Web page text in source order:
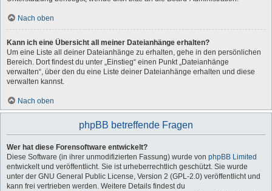
Nach oben
Kann ich eine Übersicht all meiner Dateianhänge erhalten?
Um eine Liste all deiner Dateianhänge zu erhalten, gehe in den persönlichen
Bereich. Dort findest du unter „Einstieg“ einen Punkt „Dateianhänge
verwalten“, über den du eine Liste deiner Dateianhänge erhalten und diese
verwalten kannst.
Nach oben
phpBB betreffende Fragen
Wer hat diese Forensoftware entwickelt?
Diese Software (in ihrer unmodifizierten Fassung) wurde von phpBB Limited
entwickelt und veröffentlicht. Sie ist urheberrechtlich geschützt. Sie wurde
unter der GNU General Public License, Version 2 (GPL-2.0) veröffentlicht und
kann frei vertrieben werden. Weitere Details findest du